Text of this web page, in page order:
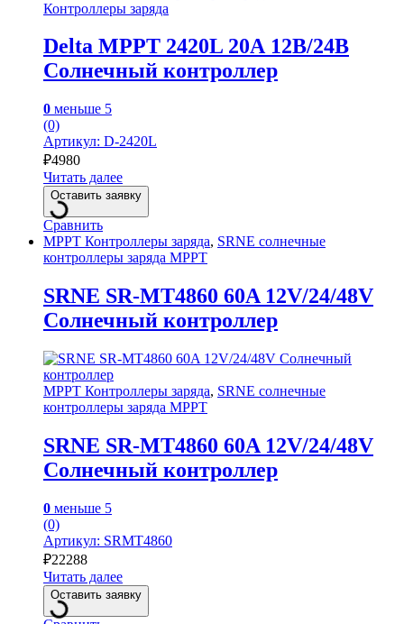
Контроллеры заряда
Delta MPPT 2420L 20А 12В/24В
Солнечный контроллер
0 меньше 5
(0)
Артикул: D-2420L
₽4980
Читать далее
Оставить заявку
Сравнить
MPPT Контроллеры заряда, SRNE солнечные
контроллеры заряда MPPT
SRNE SR-MT4860 60A 12V/24/48V
Солнечный контроллер
MPPT Контроллеры заряда, SRNE солнечные
контроллеры заряда MPPT
SRNE SR-MT4860 60A 12V/24/48V
Солнечный контроллер
0 меньше 5
(0)
Артикул: SRMT4860
₽22288
Читать далее
Оставить заявку